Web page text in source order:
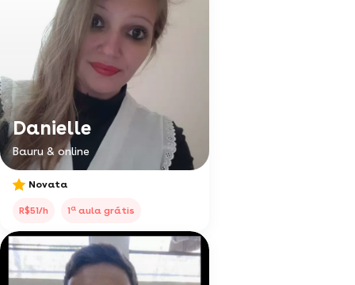
Danielle
Bauru & online
Novata
R$51/h 1a aula grátis